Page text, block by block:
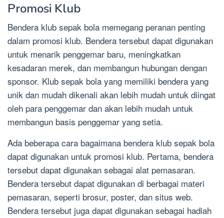
Promosi Klub
Bendera klub sepak bola memegang peranan penting
dalam promosi klub. Bendera tersebut dapat digunakan
untuk menarik penggemar baru, meningkatkan
kesadaran merek, dan membangun hubungan dengan
sponsor. Klub sepak bola yang memiliki bendera yang
unik dan mudah dikenali akan lebih mudah untuk diingat
oleh para penggemar dan akan lebih mudah untuk
membangun basis penggemar yang setia.
Ada beberapa cara bagaimana bendera klub sepak bola
dapat digunakan untuk promosi klub. Pertama, bendera
tersebut dapat digunakan sebagai alat pemasaran.
Bendera tersebut dapat digunakan di berbagai materi
pemasaran, seperti brosur, poster, dan situs web.
Bendera tersebut juga dapat digunakan sebagai hadiah